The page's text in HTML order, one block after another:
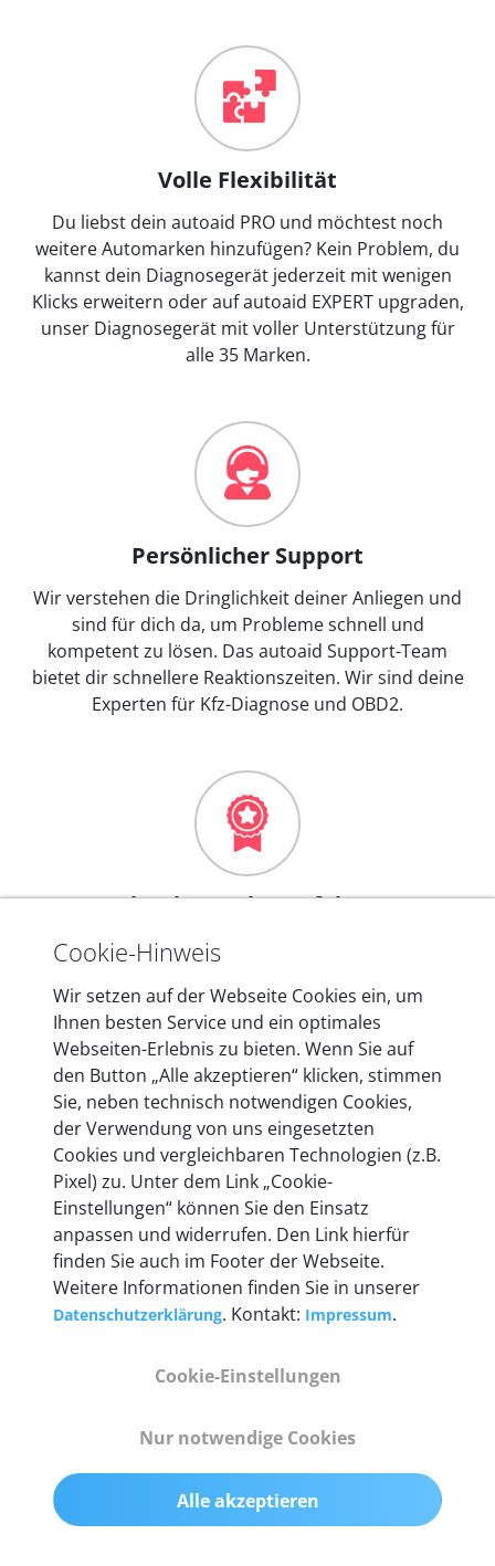
Volle Flexibilität
Du liebst dein autoaid PRO und möchtest noch
weitere Automarken hinzufügen? Kein Problem, du
kannst dein Diagnosegerät jederzeit mit wenigen
Klicks erweitern oder auf autoaid EXPERT upgraden,
unser Diagnosegerät mit voller Unterstützung für
alle 35 Marken.
Persönlicher Support
Wir verstehen die Dringlichkeit deiner Anliegen und
sind für dich da, um Probleme schnell und
kompetent zu lösen. Das autoaid Support-Team
bietet dir schnellere Reaktionszeiten. Wir sind deine
Experten für Kfz-Diagnose und OBD2.
Mehr als 10 Jahre Erfahrung
In den Kfz-Diagnosegeräten von autoaid stecken
entwickeln wir unsere Produkte am Standort in
Berlin laufend weiter. Auf diese Qualität vertrauen
heute mehr als 60.000 Privatkunden und
Unternehmen.
Technische Details &
Lieferumfang
55 mm x 25 mm x 12 mm
200 g
Cookie-Hinweis
Wir setzen auf der Webseite Cookies ein, um
Ihnen besten Service und ein optimales
Webseiten-Erlebnis zu bieten. Wenn Sie auf
den Button „Alle akzeptieren“ klicken, stimmen
Sie, neben technisch notwendigen Cookies,
der Verwendung von uns eingesetzten
Cookies und vergleichbaren Technologien (z.B.
Pixel) zu. Unter dem Link „Cookie-
Einstellungen“ können Sie den Einsatz
anpassen und widerrufen. Den Link hierfür
finden Sie auch im Footer der Webseite.
Weitere Informationen finden Sie in unserer
Datenschutzerklärung. Kontakt: Impressum.
Cookie-Einstellungen
Nur notwendige Cookies
Alle akzeptieren